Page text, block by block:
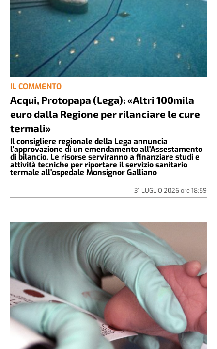
IL COMMENTO
Acqui, Protopapa (Lega): «Altri 100mila
euro dalla Regione per rilanciare le cure
termali»
Il consigliere regionale della Lega annuncia
l'approvazione di un emendamento all'Assestamento
di bilancio. Le risorse serviranno a finanziare studi e
attività tecniche per riportare il servizio sanitario
termale all'ospedale Monsignor Galliano
31 LUGLIO 2026ore 18:59